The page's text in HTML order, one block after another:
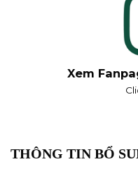
Xem
THÔNG TIN BỔ